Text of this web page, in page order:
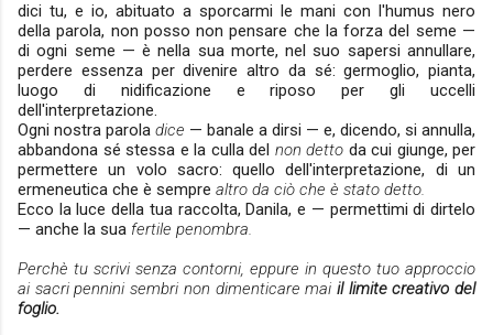
dici tu, e io, abituato a sporcarmi le mani con l'humus nero
della parola, non posso non pensare che la forza del seme —
di ogni seme — è nella sua morte, nel suo sapersi annullare,
perdere essenza per divenire altro da sé: germoglio, pianta,
luogo di nidificazione e riposo per gli uccelli
dell'interpretazione.
Ogni nostra parola dice — banale a dirsi — e, dicendo, si annulla,
abbandona sé stessa e la culla del non detto da cui giunge, per
permettere un volo sacro: quello dell'interpretazione, di un
ermeneutica che è sempre altro da ciò che è stato detto.
Ecco la luce della tua raccolta, Danila, e — permettimi di dirtelo
— anche la sua fertile penombra.
Perchè tu scrivi senza contorni, eppure in questo tuo approccio
ai sacri pennini sembri non dimenticare mai il limite creativo del
foglio.